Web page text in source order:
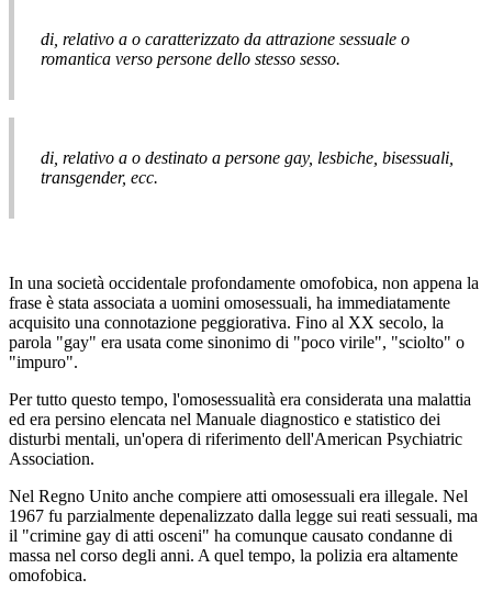
di, relativo a o caratterizzato da attrazione sessuale o
romantica verso persone dello stesso sesso.
di, relativo a o destinato a persone gay, lesbiche, bisessuali,
transgender, ecc.
In una società occidentale profondamente omofobica, non appena la
frase è stata associata a uomini omosessuali, ha immediatamente
acquisito una connotazione peggiorativa. Fino al XX secolo, la
parola "gay" era usata come sinonimo di "poco virile", "sciolto" o
"impuro".
Per tutto questo tempo, l'omosessualità era considerata una malattia
ed era persino elencata nel Manuale diagnostico e statistico dei
disturbi mentali, un'opera di riferimento dell'American Psychiatric
Association.
Nel Regno Unito anche compiere atti omosessuali era illegale. Nel
1967 fu parzialmente depenalizzato dalla legge sui reati sessuali, ma
il "crimine gay di atti osceni" ha comunque causato condanne di
massa nel corso degli anni. A quel tempo, la polizia era altamente
omofobica.